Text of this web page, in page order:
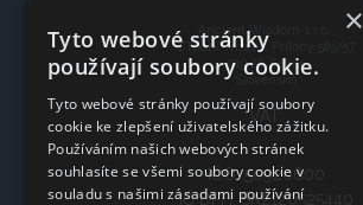
Ancient Wisdom s.r.o.,
CTpark Trnava, Prílohy 583/57
919 26 Zavar
VAT:
IČO: 50920600
IČ DPH: SK2120525440
×
Tyto webové stránky
používají soubory cookie.
Tyto webové stránky používají soubory
cookie ke zlepšení uživatelského zážitku.
Používáním našich webových stránek
souhlasíte se všemi soubory cookie v
souladu s našimi zásadami používání